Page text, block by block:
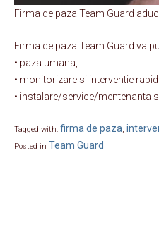
Firma de paza Team Guard
Firma de paza Team Guard va
• paza umana,
• monitorizare si interventie
• instalare/service/mentenanta
Tagged with: firma de paza,
Posted in Team Guard